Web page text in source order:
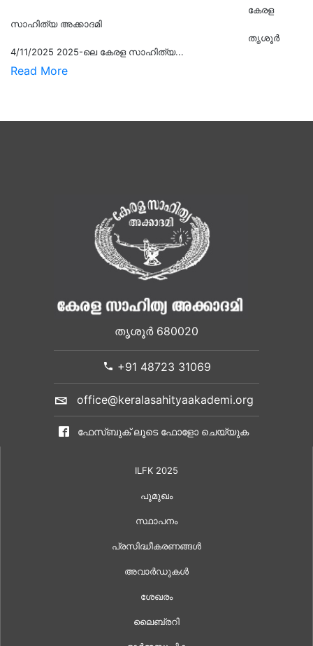
കേരള
സാഹിത്യ അക്കാദമി
തൃശൂര്‍
4/11/2025 2025-ലെ കേരള സാഹിത്യ...
Read More
തൃശൂർ 680020
+91 48723 31069
office@keralasahityaakademi.org
ഫേസ്ബുക് ലൂടെ ഫോളോ ചെയ്യുക
ILFK 2025
പൂമുഖം
സ്ഥാപനം
പ്രസിദ്ധീകരണങ്ങൾ
അവാർഡുകൾ
ശേഖരം
ലൈബ്രറി